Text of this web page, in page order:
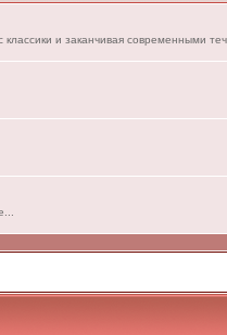
и заканчивая современными